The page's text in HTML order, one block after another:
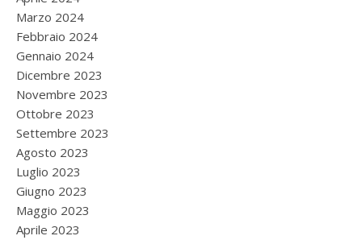
Marzo 2024
Febbraio 2024
Gennaio 2024
Dicembre 2023
Novembre 2023
Ottobre 2023
Settembre 2023
Agosto 2023
Luglio 2023
Giugno 2023
Maggio 2023
Aprile 2023